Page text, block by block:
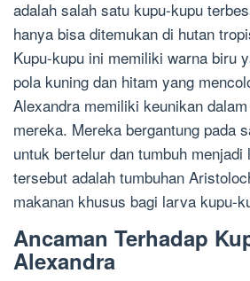
adalah salah satu kupu-kupu
hanya bisa ditemukan di hutan
Kupu-kupu ini memiliki warna biru
pola kuning dan hitam yang
Alexandra memiliki keunikan
mereka. Mereka bergantung pada
untuk bertelur dan tumbuh menjadi
tersebut adalah tumbuhan
makanan khusus bagi larva kupu-
Ancaman Terhadap
Alexandra